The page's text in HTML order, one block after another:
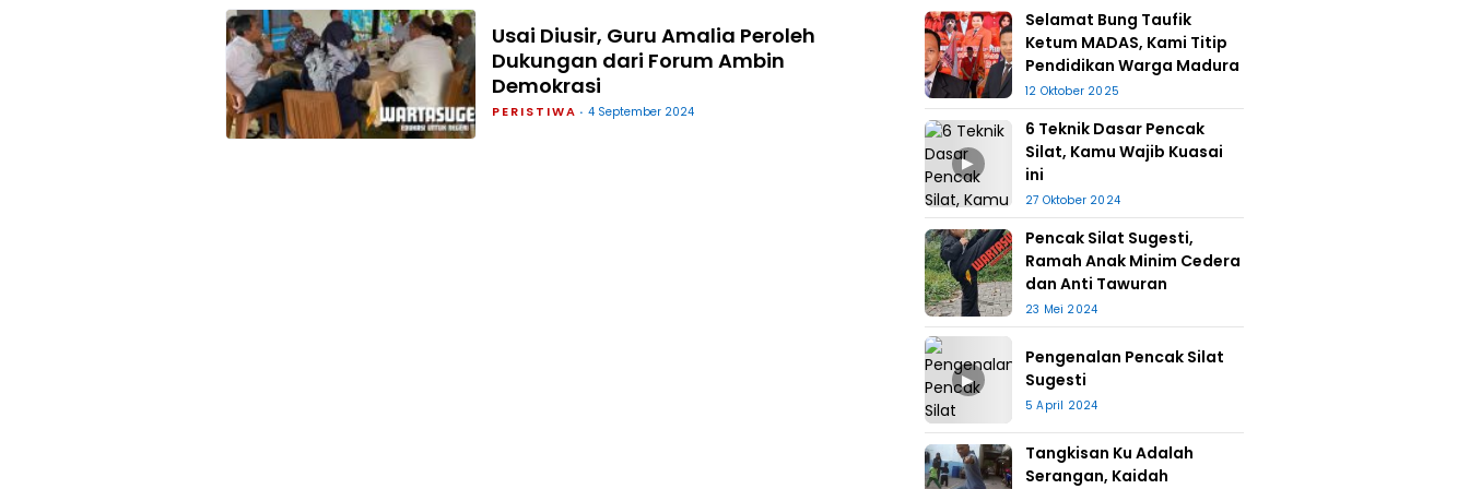
Usai Diusir, Guru Amalia Peroleh
Dukungan dari Forum Ambin
Demokrasi
PERISTIWA 4 September 2024
Selamat Bung Taufik
Ketum MADAS, Kami Titip
Pendidikan Warga Madura
12 Oktober 2025
▶
6 Teknik Dasar Pencak
Silat, Kamu Wajib Kuasai
ini
27 Oktober 2024
Pencak Silat Sugesti,
Ramah Anak Minim Cedera
dan Anti Tawuran
23 Mei 2024
▶
Pengenalan Pencak Silat
Sugesti
5 April 2024
Tangkisan Ku Adalah
Serangan, Kaidah